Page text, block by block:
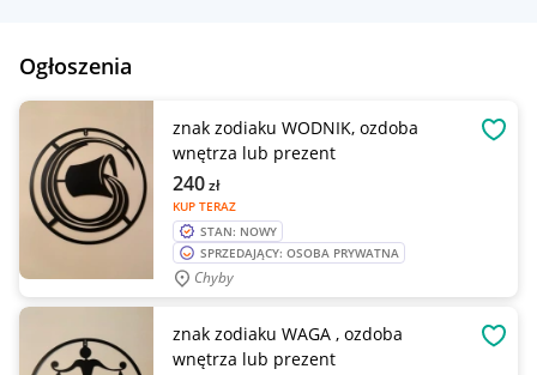
Ogłoszenia
znak zodiaku WODNIK, ozdoba
wnętrza lub prezent
KUP TERAZ
240zł
STAN: NOWY
SPRZEDAJĄCY: OSOBA PRYWATNA
Chyby
znak zodiaku WAGA , ozdoba
wnętrza lub prezent